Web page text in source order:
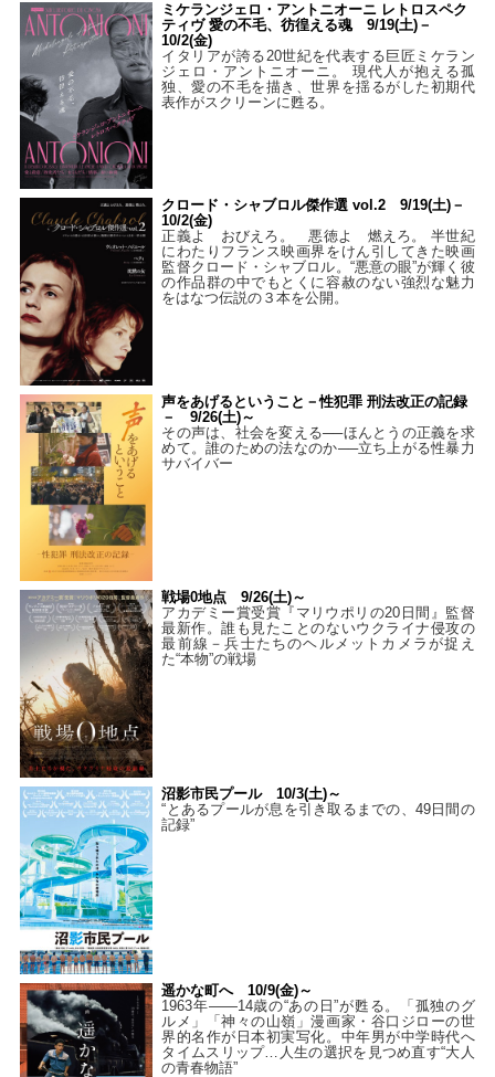
ミケランジェロ・アントニオーニ レトロスペク
ティヴ 愛の不毛、彷徨える魂 9/19(土)－
10/2(金)
イタリアが誇る20世紀を代表する巨匠ミケラン
ジェロ・アントニオーニ。 現代人が抱える孤
独、愛の不毛を描き、世界を揺るがした初期代
表作がスクリーンに甦る。
クロード・シャブロル傑作選 vol.2 9/19(土)－
10/2(金)
正義よ おびえろ。 悪徳よ 燃えろ。 半世紀
にわたりフランス映画界をけん引してきた映画
監督クロード・シャブロル。“悪意の眼”が輝く彼
の作品群の中でもとくに容赦のない強烈な魅力
をはなつ伝説の３本を公開。
声をあげるということ－性犯罪 刑法改正の記録
－ 9/26(土)～
その声は、社会を変える──ほんとうの正義を求
めて。誰のための法なのか──立ち上がる性暴力
サバイバー
戦場0地点 9/26(土)～
アカデミー賞受賞『マリウポリの20日間』監督
最新作。誰も見たことのないウクライナ侵攻の
最前線－兵士たちのヘルメットカメラが捉え
た“本物”の戦場
沼影市民プール 10/3(土)～
“とあるプールが息を引き取るまでの、49日間の
記録”
遥かな町へ 10/9(金)～
1963年――14歳の“あの日”が甦る。「孤独のグ
ルメ」「神々の山嶺」漫画家・谷口ジローの世
界的名作が日本初実写化。中年男が中学時代へ
タイムスリップ…人生の選択を見つめ直す“大人
の青春物語”